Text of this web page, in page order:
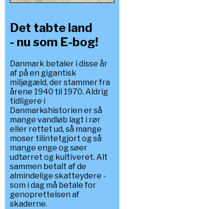
Det tabte land
- nu som E-bog!
Danmark betaler i disse år
af på en gigantisk
miljøgæld, der stammer fra
årene 1940 til 1970. Aldrig
tidligere i
Danmarkshistorien er så
mange vandløb lagt i rør
eller rettet ud, så mange
moser tilintetgjort og så
mange enge og søer
udtørret og kultiveret. Alt
sammen betalt af de
almindelige skatteydere -
som i dag må betale for
genoprettelsen af
skaderne.